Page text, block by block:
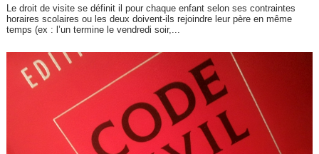
Le droit de visite se définit il pour chaque enfant selon ses contraintes
horaires scolaires ou les deux doivent-ils rejoindre leur père en même
temps (ex : l’un termine le vendredi soir,...